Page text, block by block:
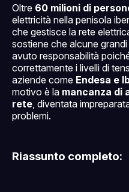
Oltre 60 milioni di
elettricità nella penisola
che gestisce la rete
sostiene che alcune
avuto responsabilità
correttamente i livelli di
aziende come Endesa e
motivo è la mancanza di
rete, diventata
problemi.
Riassunto completo: